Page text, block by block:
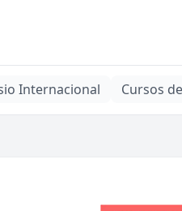
Internacional Cursos